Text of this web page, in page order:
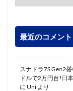
最近のコメント
スナドラ7S Gen2
ドルで2万円台!日
に Uni より